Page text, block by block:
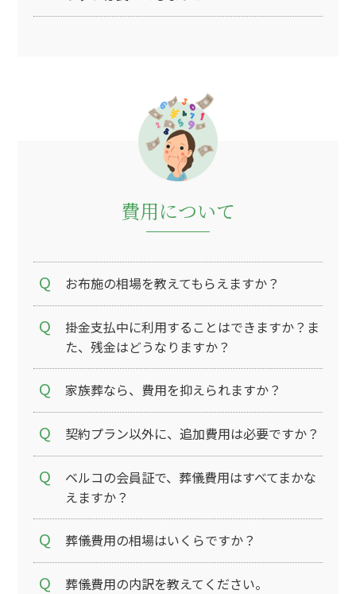
費用について
お布施の相場を教えてもらえますか？
掛金支払中に利用することはできますか？ま
た、残金はどうなりますか？
家族葬なら、費用を抑えられますか？
契約プラン以外に、追加費用は必要ですか？
ベルコの会員証で、葬儀費用はすべてまかな
えますか？
葬儀費用の相場はいくらですか？
葬儀費用の内訳を教えてください。